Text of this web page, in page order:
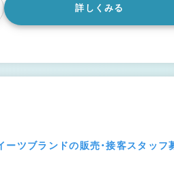
詳しくみる
ツブランドの販売・接客スタッフ